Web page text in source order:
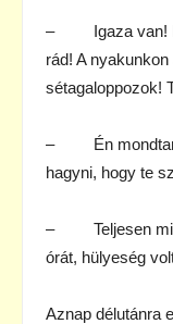
– Igaza van!
rád! A
sétagaloppozok!
– Én mondtam,
hagyni, hogy te
– Teljesen
órát, hülyeség
Aznap délutánra